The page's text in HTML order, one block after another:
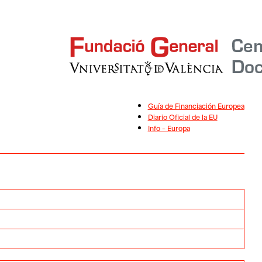
Guía de Financiación Europea
Diario Oficial de la EU
Info – Europa